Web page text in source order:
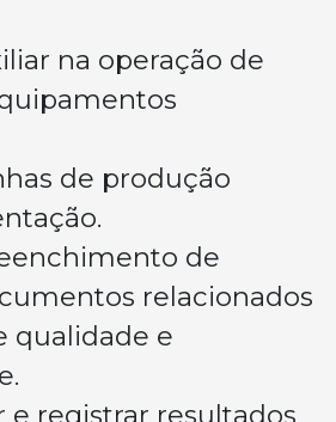
na operação de
de produção
de
relacionados
qualidade e
e registrar resultados